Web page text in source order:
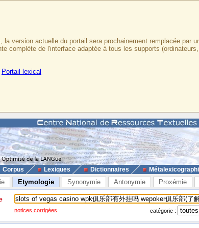
version actuelle du portail sera prochainement remplacée par
complète de l'interface adaptée à tous les supports
Portail lexical
Corpus Lexiques Dictionnaires
Etymologie Synonymie Antonymie Proxémie
notices corrigées catégorie :